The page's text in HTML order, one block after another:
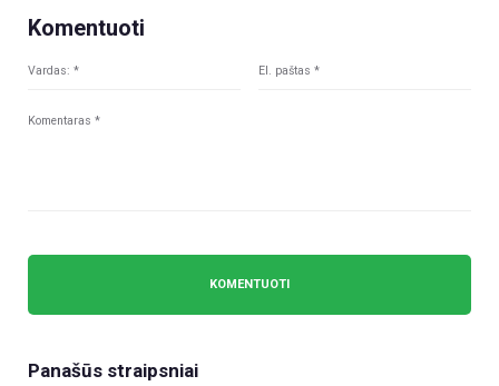
Komentuoti
Panašūs straipsniai